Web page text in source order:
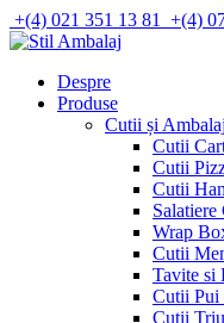
Skip
to
+(4) 021 351 13 81 +(4)
Despre
Produse
Cutii și
Cutii
Cutii
Cutii
Salatiere
Wrap
Cutii
Tavite si
Cutii Pui
Cutii